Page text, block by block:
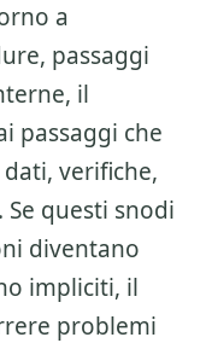
a
passaggi
il
passaggi che
verifiche,
questi snodi
diventano
impliciti, il
problemi